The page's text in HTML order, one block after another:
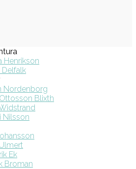
Henrikson
Delfalk
Nordenborg
Blixth
Nilsson
Ek
Broman